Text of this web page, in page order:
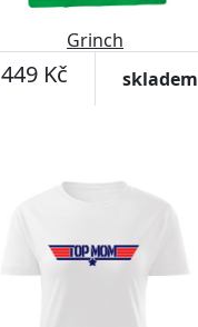
Grinch
449 Kč skladem